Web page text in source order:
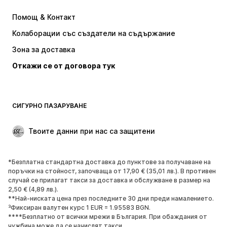
Пуловери и Трикотаж
Бельо
Палта
Поли
Специални Поводи
ОБУВКИ
НОВО
Популярно
Маратонки
Боти
Обувки с висок ток
Ботуши
Помощ & Контакт
Колаборации със създатели на съдържание
Зона за доставка
Откажи се от договора тук
СИГУРНО ПАЗАРУВАНЕ
Твоите данни при нас са защитени
*Безплатна стандартна доставка до пунктове за получаване на
поръчки на стойност, започваща от 17,90 € (35,01 лв.). В противен
случай се прилагат такси за доставка и обслужване в размер на
2,50 € (4,89 лв.).
**Най-ниската цена през последните 30 дни преди намалението.
³Фиксиран валутен курс 1 EUR = 1.95583 BGN.
****Безплатно от всички мрежи в България. При обаждания от